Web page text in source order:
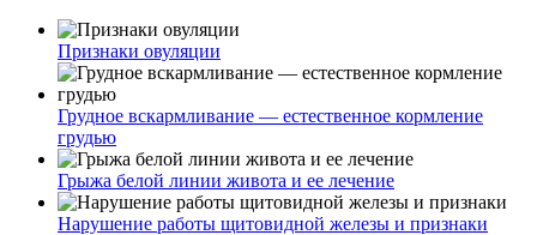
Признаки овуляции
Грудное вскармливание — естественное кормление
грудью
Грыжа белой линии живота и ее лечение
Нарушение работы щитовидной железы и признаки